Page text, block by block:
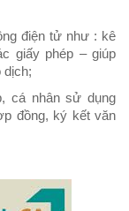
điện tử như : kê
giấy phép – giúp
dịch;
cá nhân sử dụng
đồng, ký kết văn